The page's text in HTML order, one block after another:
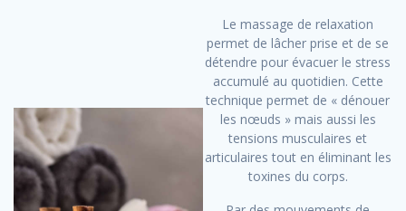
Le massage de relaxation
permet de lâcher prise et de se
détendre pour évacuer le stress
accumulé au quotidien. Cette
technique permet de « dénouer
les nœuds » mais aussi les
tensions musculaires et
articulaires tout en éliminant les
toxines du corps.